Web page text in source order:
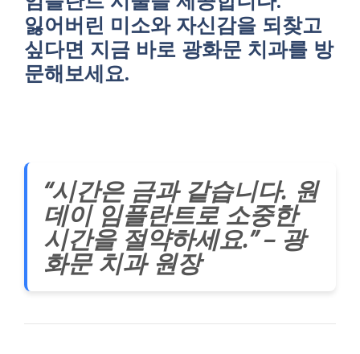
잃어버린 미소와 자신감을 되찾고
싶다면 지금 바로 광화문 치과를 방
문해보세요.
“시간은 금과 같습니다. 원
데이 임플란트로 소중한
시간을 절약하세요.” – 광
화문 치과 원장